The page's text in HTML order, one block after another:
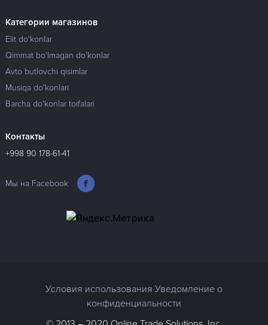
Категории магазинов
Elit do'konlar
Qimmat bo'lmagan do'konlar
Avto butlovchi qisimlar
Musiqa do'konlari
Barcha do'konlar toifalari
Контакты
+998 90 178-61-41
Мы на Facebook
Условия использования Уведомление о
конфиденциальности